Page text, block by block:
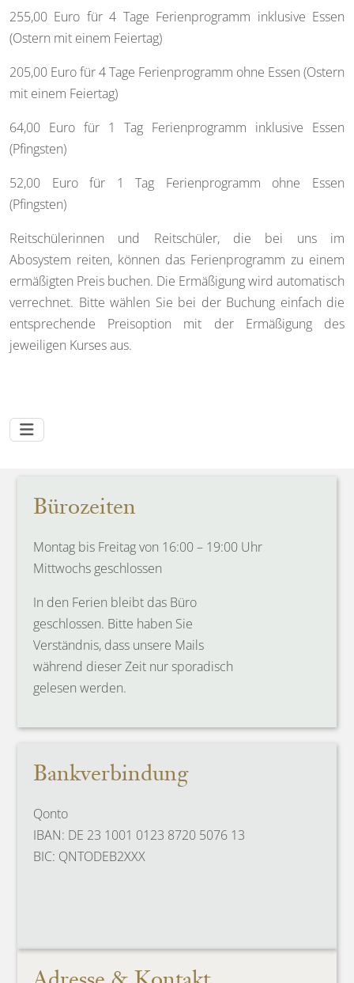
255,00 Euro für 4 Tage Ferienprogramm inklusive Essen
(Ostern mit einem Feiertag)
205,00 Euro für 4 Tage Ferienprogramm ohne Essen (Ostern
mit einem Feiertag)
64,00 Euro für 1 Tag Ferienprogramm inklusive Essen
(Pfingsten)
52,00 Euro für 1 Tag Ferienprogramm ohne Essen
(Pfingsten)
Reitschülerinnen und Reitschüler, die bei uns im
Abosystem reiten, können das Ferienprogramm zu einem
ermäßigten Preis buchen. Die Ermäßigung wird automatisch
verrechnet. Bitte wählen Sie bei der Buchung einfach die
entsprechende Preisoption mit der Ermäßigung des
jeweiligen Kurses aus.
Bürozeiten
Montag bis Freitag von 16:00 – 19:00 Uhr
Mittwochs geschlossen
In den Ferien bleibt das Büro
geschlossen. Bitte haben Sie
Verständnis, dass unsere Mails
während dieser Zeit nur sporadisch
gelesen werden.
Bankverbindung
Qonto
IBAN: DE 23 1001 0123 8720 5076 13
BIC: QNTODEB2XXX